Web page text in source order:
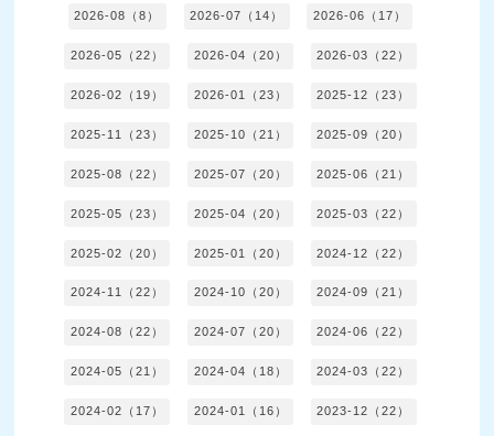
2026-08（8） 2026-07（14） 2026-06（17）
2026-05（22） 2026-04（20） 2026-03（22）
2026-02（19） 2026-01（23） 2025-12（23）
2025-11（23） 2025-10（21） 2025-09（20）
2025-08（22） 2025-07（20） 2025-06（21）
2025-05（23） 2025-04（20） 2025-03（22）
2025-02（20） 2025-01（20） 2024-12（22）
2024-11（22） 2024-10（20） 2024-09（21）
2024-08（22） 2024-07（20） 2024-06（22）
2024-05（21） 2024-04（18） 2024-03（22）
2024-02（17） 2024-01（16） 2023-12（22）